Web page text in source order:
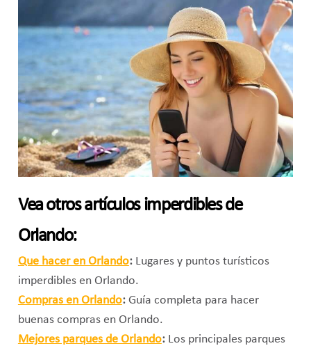
Vea otros artículos imperdibles de
Orlando:
Que hacer en Orlando:Lugares y puntos turísticos
imperdibles en Orlando.
Compras en Orlando:Guía completa para hacer
buenas compras en Orlando.
Mejores parques de Orlando:Los principales parques